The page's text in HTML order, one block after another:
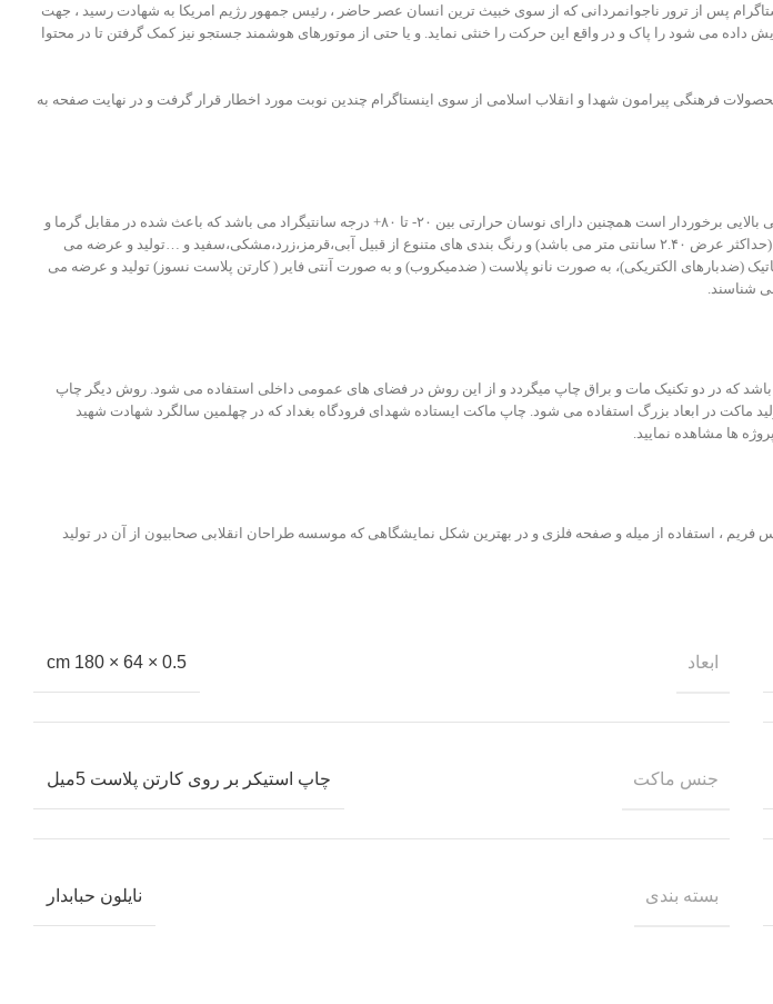
پس از ترور ناجوانمردانی که از سوی خبیث ترین انسان عصر حاضر ، رئیس جمهور رژیم امریکا به شهادت رسید ، جهت
داده می شود را پاک و در واقع این حرکت را خنثی نماید. و یا حتی از موتورهای هوشمند جستجو نیز کمک گرفتن تا در محتوا
فرهنگی پیرامون شهدا و انقلاب اسلامی از سوی اینستاگرام چندین نوبت مورد اخطار قرار گرفت و در نهایت صفحه به
با قرار گرفتن دو ورق خارجی مسطح بر روی یکدیگر کارتن پلاست به وجود می آید که از مقاومت شیمیایی و دوام فیزیکی بالایی برخوردار است همچنین دارای نوسان حرارتی بین ۲۰- تا ۸۰+ درجه سانتیگراد می باشد که باعث شده در مقابل گرما و
سرما از مقاومت بالایی برخوردار باشد.کارتن پلاست دارای ضخامت هایی بین ۲ الی ۱۲ میلیمتر درطول و عرض دلخواه (حداکثر عرض ۲.۴۰ سانتی متر می باشد) و رنگ بندی های متنوع از قبیل آبی،قرمز،زرد،مشکی،سفید و …تولید و عرضه می
(ضدبارهای الکتریکی)، به صورت نانو پلاست ( ضدمیکروب) و به صورت آنتی فایر ( کارتن پلاست نسوز) تولید و عرضه می
شناسند.
که در دو تکنیک مات و براق چاپ میگردد و از این روش در فضای های عمومی داخلی استفاده می شود. روش دیگر چاپ
ماکت در ابعاد بزرگ استفاده می شود. چاپ ماکت ایستاده شهدای فرودگاه بغداد که در چهلمین سالگرد شهادت شهید
ها مشاهده نمایید.
، استفاده از میله و صفحه فلزی و در بهترین شکل نمایشگاهی که موسسه طراحان انقلابی صحابیون از آن در تولید
ابعاد 0.5 × 64 × 180 cm
جنس ماکت چاپ استیکر بر روی کارتن پلاست 5میل
بسته بندی نایلون حبابدار